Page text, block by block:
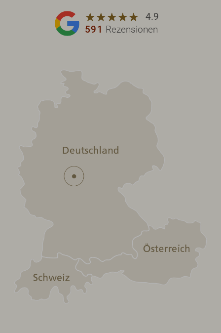
☆☆☆☆☆
★★★★★
4.9
591 Rezensionen